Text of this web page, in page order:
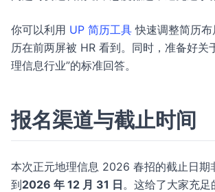
你可以利用 UP 简历工具 快速调整简历
历在前两屏被 HR 看到。同时，准备好关
理信息行业”的标准回答。
报名渠道与截止时间
本次正元地理信息 2026 春招的截止日期
到2026 年 12 月 31 日。这给了大家充足